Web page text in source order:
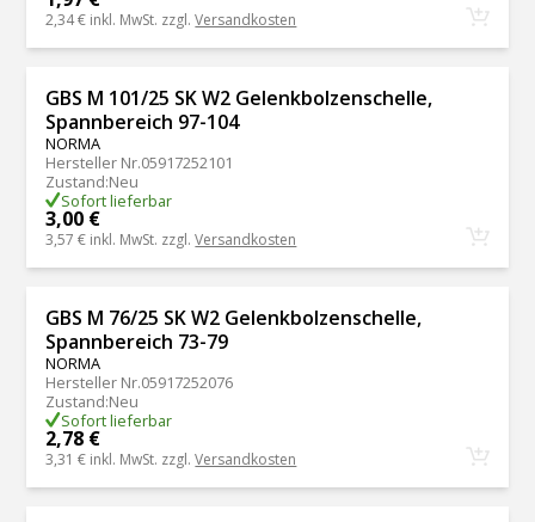
2,34 € inkl. MwSt. zzgl.Versandkosten
GBS M 101/25 SK W2 Gelenkbolzenschelle,
Spannbereich 97-104
NORMA
Hersteller Nr.05917252101
Zustand:Neu
Sofort lieferbar
3,00 €
3,57 € inkl. MwSt. zzgl.Versandkosten
GBS M 76/25 SK W2 Gelenkbolzenschelle,
Spannbereich 73-79
NORMA
Hersteller Nr.05917252076
Zustand:Neu
Sofort lieferbar
2,78 €
3,31 € inkl. MwSt. zzgl.Versandkosten